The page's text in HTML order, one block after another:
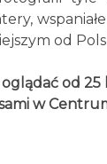
od
od
w